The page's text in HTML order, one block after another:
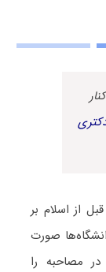
از اسلام بر
صورت
مصاحبه را